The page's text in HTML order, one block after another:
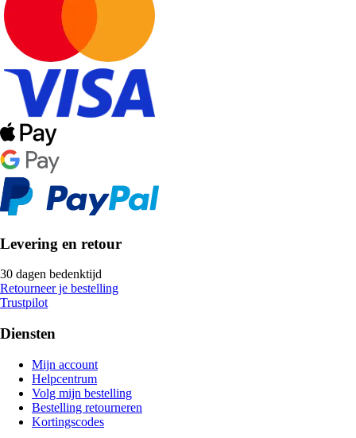
Levering en retour
30 dagen bedenktijd
Retourneer je bestelling
Trustpilot
Diensten
Mijn account
Helpcentrum
Volg mijn bestelling
Bestelling retourneren
Kortingscodes